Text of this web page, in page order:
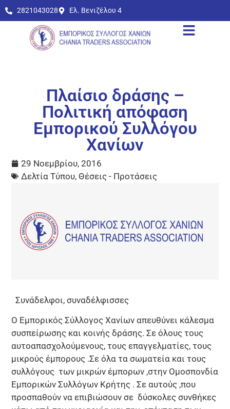
2821043028 Ελ. Βενιζέλου 4
Πλαίσιο δράσης –
Πολιτική απόφαση
Εμπορικού Συλλόγου
Χανίων
29 Νοεμβρίου, 2016
Δελτία Τύπου,Θέσεις - Προτάσεις
Συνάδελφοι, συναδέλφισσες
Ο Εμπορικός Σύλλογος Χανίων απευθύνει κάλεσμα
συσπείρωσης και κοινής δράσης. Σε όλους τους
αυτοαπασχολούμενους, τους επαγγελματίες, τους
μικρούς έμπορους .Σε όλα τα σωματεία και τους
συλλόγους των μικρών έμπορων ,στην Ομοσπονδία
Εμπορικών Συλλόγων Κρήτης . Σε αυτούς ,που
προσπαθούν να επιβιώσουν σε δύσκολες συνθήκες